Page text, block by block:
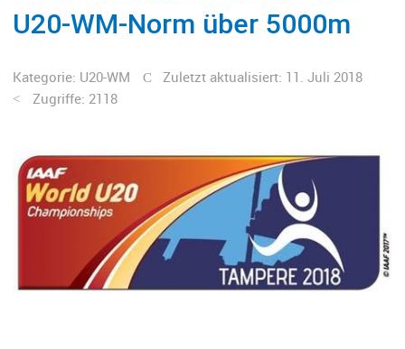
U20-WM-Norm über 5000m
Kategorie: U20-WM
Zuletzt aktualisiert: 11. Juli 2018
Zugriffe: 2118